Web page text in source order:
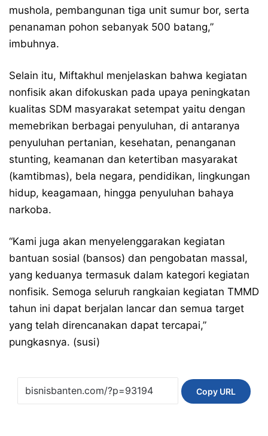
mushola, pembangunan tiga unit sumur bor, serta
penanaman pohon sebanyak 500 batang,”
imbuhnya.
Selain itu, Miftakhul menjelaskan bahwa kegiatan
nonfisik akan difokuskan pada upaya peningkatan
kualitas SDM masyarakat setempat yaitu dengan
memebrikan berbagai penyuluhan, di antaranya
penyuluhan pertanian, kesehatan, penanganan
stunting, keamanan dan ketertiban masyarakat
(kamtibmas), bela negara, pendidikan, lingkungan
hidup, keagamaan, hingga penyuluhan bahaya
narkoba.
“Kami juga akan menyelenggarakan kegiatan
bantuan sosial (bansos) dan pengobatan massal,
yang keduanya termasuk dalam kategori kegiatan
nonfisik. Semoga seluruh rangkaian kegiatan TMMD
tahun ini dapat berjalan lancar dan semua target
yang telah direncanakan dapat tercapai,”
pungkasnya. (susi)
Copy URL